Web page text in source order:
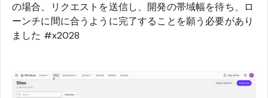
の場合、リクエストを送信し、開発の帯域幅を待ち、ロ
ーンチに間に合うように完了することを願う必要があり
ました #x2028